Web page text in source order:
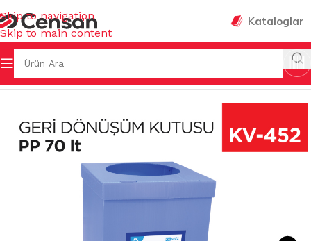
Skip to navigation
Skip to main content
Kataloglar
& GERİ DÖNÜŞÜMLER GERİ DÖNÜŞÜM GRUPLARI